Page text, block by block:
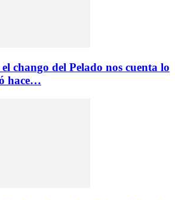
chango del Pelado nos cuenta lo
hace…